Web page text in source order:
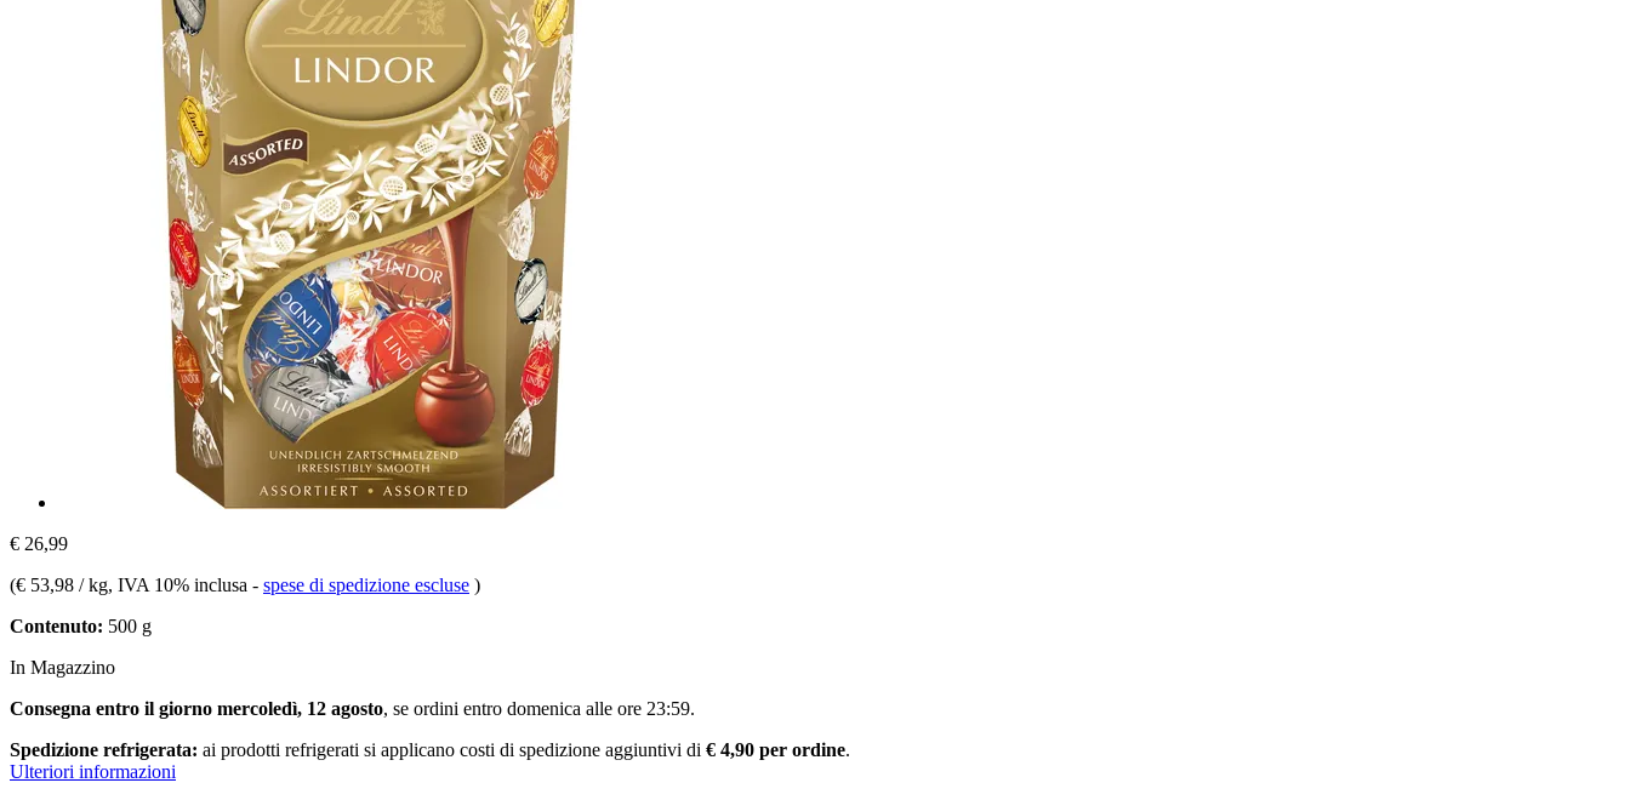
€ 26,99
(€ 53,98 / kg, IVA 10% inclusa - spese di spedizione escluse )
Contenuto: 500 g
In Magazzino
Consegna entro il giorno mercoledì, 12 agosto, se ordini entro domenica alle ore 23:59.
Spedizione refrigerata: ai prodotti refrigerati si applicano costi di spedizione aggiuntivi di € 4,90 per ordine.
Ulteriori informazioni